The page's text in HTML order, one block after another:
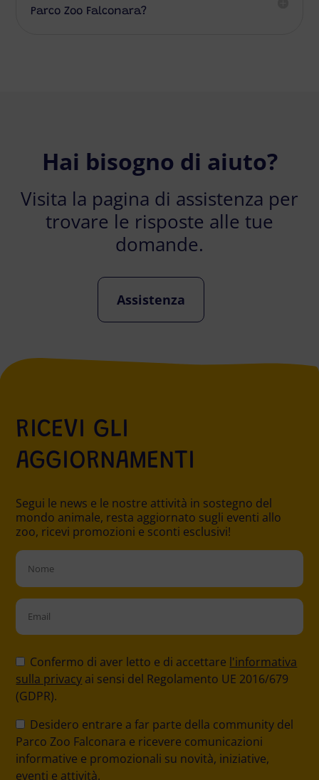
Parco Zoo Falconara?
Hai bisogno di aiuto?
Visita la pagina di assistenza per
trovare le risposte alle tue
domande.
Assistenza
RICEVI GLI
AGGIORNAMENTI
Segui le news e le nostre attività in sostegno del
mondo animale, resta aggiornato sugli eventi allo
zoo, ricevi promozioni e sconti esclusivi!
l
e
a
e
l
e
Confermo di aver letto e di accettare l'informativa
sulla privacy ai sensi del Regolamento UE 2016/679
(GDPR).
Desidero entrare a far parte della community del
Parco Zoo Falconara e ricevere comunicazioni
informative e promozionali su novità, iniziative,
eventi e attività.